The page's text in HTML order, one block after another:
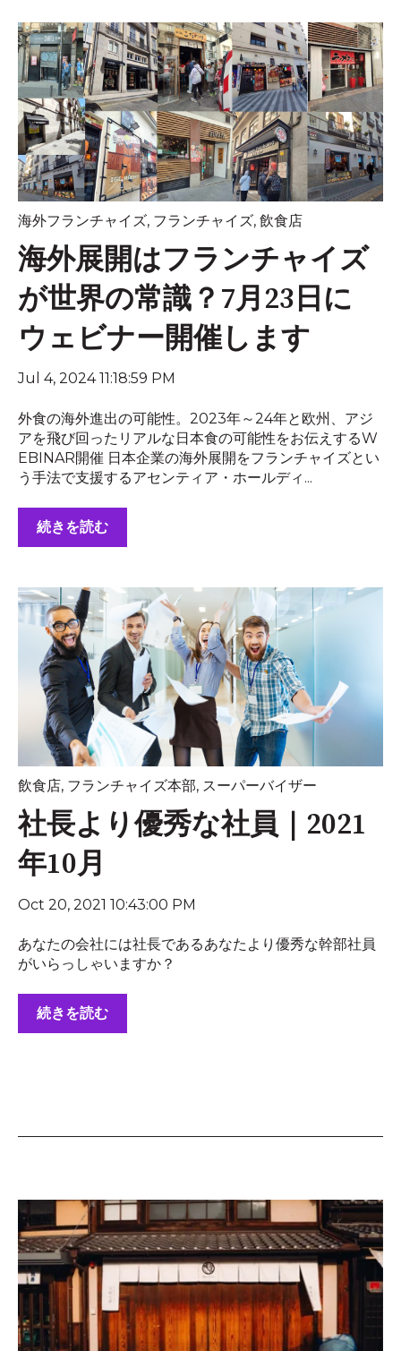
海外フランチャイズ, フランチャイズ, 飲食店
海外展開はフランチャイズ
が世界の常識？7月23日に
ウェビナー開催します
Jul 4, 2024 11:18:59 PM
外食の海外進出の可能性。2023年～24年と欧州、アジ
アを飛び回ったリアルな日本食の可能性をお伝えするW
EBINAR開催 日本企業の海外展開をフランチャイズとい
う手法で支援するアセンティア・ホールディ...
続きを読む
飲食店, フランチャイズ本部, スーパーバイザー
社長より優秀な社員｜2021
年10月
Oct 20, 2021 10:43:00 PM
あなたの会社には社長であるあなたより優秀な幹部社員
がいらっしゃいますか？
続きを読む